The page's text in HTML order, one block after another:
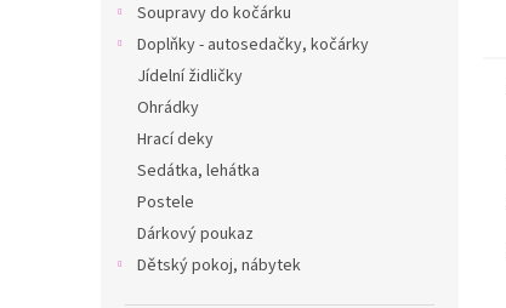
Soupravy do kočárku
Doplňky - autosedačky, kočárky
Jídelní židličky
Ohrádky
Hrací deky
Sedátka, lehátka
Postele
Dárkový poukaz
Dětský pokoj, nábytek